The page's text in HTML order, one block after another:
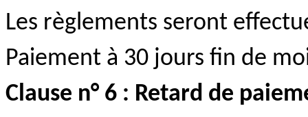
Les règlements seront
Paiement à 30 jours fin de
Clause n° 6 : Retard de